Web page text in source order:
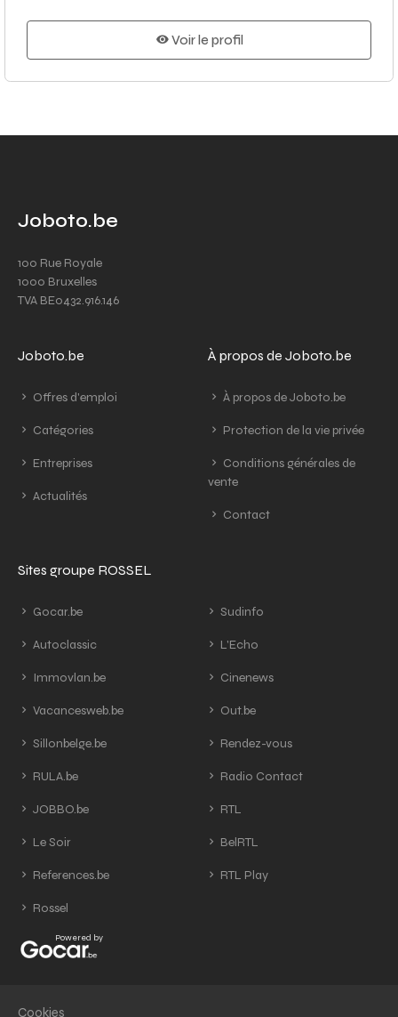
Voir le profil
Joboto.be
100 Rue Royale
1000 Bruxelles
TVA BE0432.916.146
Joboto.be
Offres d'emploi
Catégories
Entreprises
Actualités
À propos de Joboto.be
À propos de Joboto.be
Protection de la vie privée
Conditions générales de
vente
Contact
Sites groupe ROSSEL
Gocar.be
Autoclassic
Immovlan.be
Vacancesweb.be
Sillonbelge.be
RULA.be
JOBBO.be
Le Soir
References.be
Rossel
Sudinfo
L'Echo
Cinenews
Out.be
Rendez-vous
Radio Contact
RTL
BelRTL
RTL Play
Powered by
Cookies